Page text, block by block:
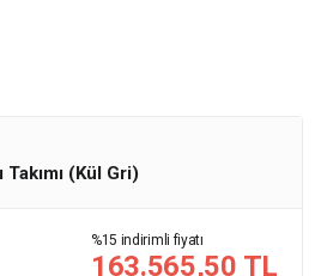
(Kül Gri)
%15 indirimli fiyatı
163.565,50 TL